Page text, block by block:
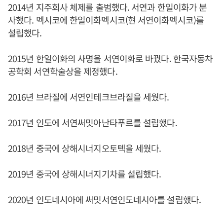
2014년 지주회사 체제를 출범했다. 서연과 한일이화가 분
사했다. 멕시코에 한일이화멕시코(현 서연이화멕시코)를
설립했다.
2015년 한일이화의 사명을 서연이화로 바꿨다. 한국자동차
공학회 서연학술상을 제정했다.
2016년 브라질에 서연인테크브라질을 세웠다.
2017년 인도에 서연써밋아난타푸르를 설립했다.
2018년 중국에 상해시너지오토텍을 세웠다.
2019년 중국에 상해시너지기차를 설립했다.
2020년 인도네시아에 써밋서연인도네시아를 설립했다.